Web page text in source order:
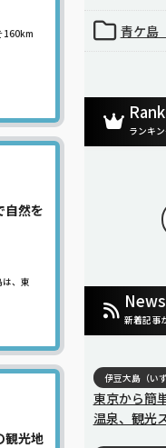
160km
自然を
、東
観光地
青ケ島
ランキ
News
新着記事
伊豆大島（い
東京から簡
温泉、観光